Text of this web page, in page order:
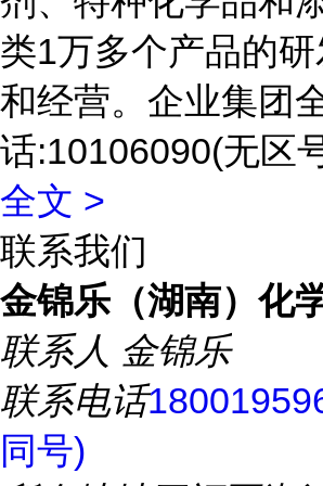
类1万多个产品的
和经营。企业集团
话:10106090(无区
全文 >
联系我们
金锦乐（湖南）化
联系人 金锦乐
联系电话
同号)